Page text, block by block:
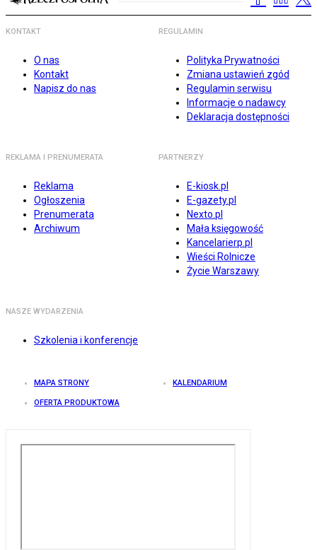
KONTAKT
O nas
Kontakt
Napisz do nas
REGULAMIN
Polityka Prywatności
Zmiana ustawień zgód
Regulamin serwisu
Informacje o nadawcy
Deklaracja dostępności
REKLAMA I PRENUMERATA
Reklama
Ogłoszenia
Prenumerata
Archiwum
PARTNERZY
E-kiosk.pl
E-gazety.pl
Nexto.pl
Mała księgowość
Kancelarierp.pl
Wieści Rolnicze
Życie Warszawy
NASZE WYDARZENIA
Szkolenia i konferencje
MAPA STRONY KALENDARIUM
OFERTA PRODUKTOWA